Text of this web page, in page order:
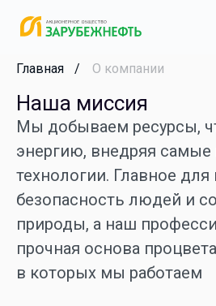
Главная О компании
Наша миссия
Мы добываем ресурсы,
энергию, внедряя
технологии. Главное для
безопасность людей и
природы, а наш
прочная основа
в которых мы работаем